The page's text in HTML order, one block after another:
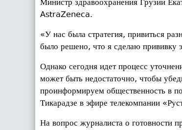
Министр здравоохранения Грузии
AstraZeneca.
«У нас была стратегия, привиться
было решено, что я сделаю прививку
Однако сегодня идет процесс
может быть недостаточно, чтобы
проинформируем общественность в
Тикарадзе в эфире телекомпании
На вопрос журналиста о готовности